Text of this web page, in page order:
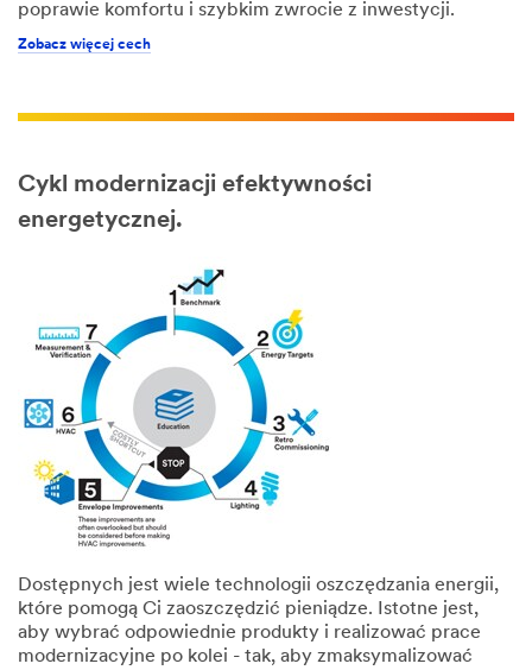
poprawie komfortu i szybkim zwrocie z inwestycji.
Zobacz więcej cech
Cykl modernizacji efektywności
energetycznej.
Dostępnych jest wiele technologii oszczędzania energii,
które pomogą Ci zaoszczędzić pieniądze. Istotne jest,
aby wybrać odpowiednie produkty i realizować prace
modernizacyjne po kolei - tak, aby zmaksymalizować